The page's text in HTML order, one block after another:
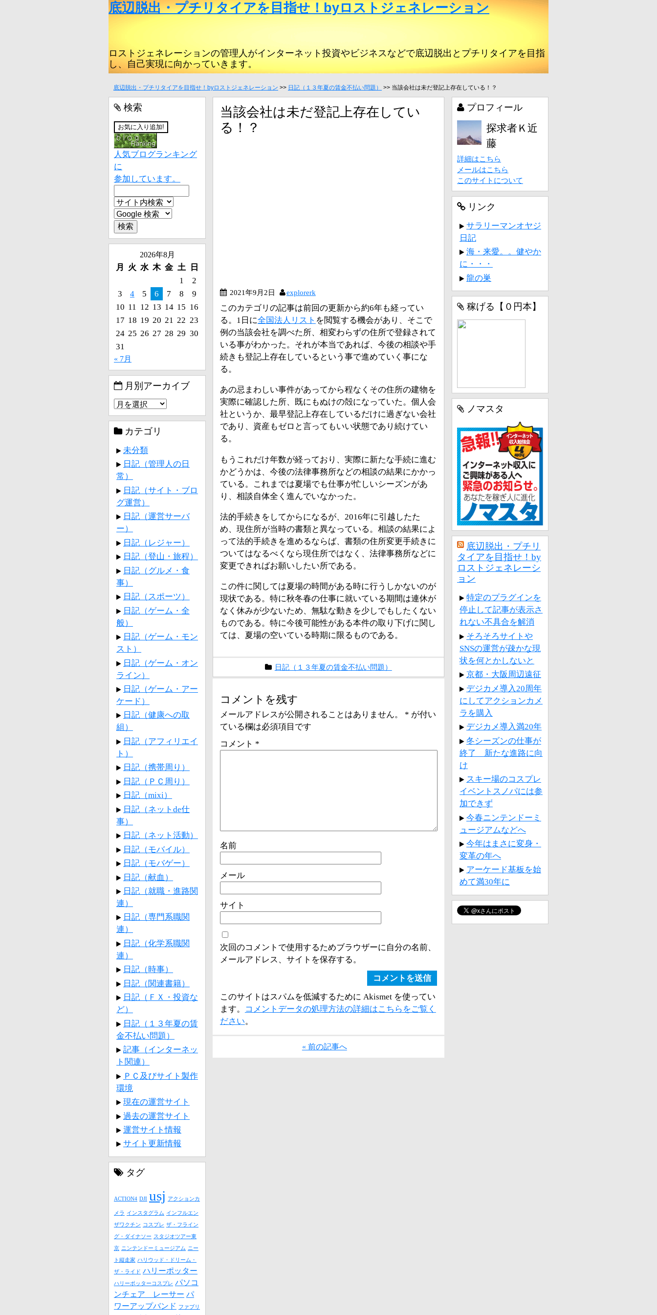
底辺脱出・プチリタイアを目指せ！byロストジェネレーション
ロストジェネレーションの管理人がインターネット投資やビジネスなどで底辺脱出とプチリタイアを目指
し、自己実現に向かっていきます。
底辺脱出・プチリタイアを目指せ！byロストジェネレーション >> 日記（１３年夏の賃金不払い問題） >> 当該会社は未だ登記上存在している！？
当該会社は未だ登記上存在してい
る！？
2021年9月2日 explorerk
このカテゴリの記事は前回の更新から約6年も経ってい
る。1日に全国法人リスト を閲覧する機会があり、そこで
例の当該会社を調べた所、相変わらずの住所で登録されて
いる事がわかった。それが本当であれば、今後の相談や手
続きも登記上存在しているという事で進めていく事にな
る。
あの忌まわしい事件があってから程なくその住所の建物を
実際に確認した所、既にもぬけの殻になっていた。個人会
社というか、最早登記上存在しているだけに過ぎない会社
であり、資産もゼロと言ってもいい状態であり続けてい
る。
もうこれだけ年数が経っており、実際に新たな手続に進む
かどうかは、今後の法律事務所などの相談の結果にかかっ
ている。これまでは夏場でも仕事が忙しいシーズンがあ
り、相談自体全く進んでいなかった。
法的手続きをしてからになるが、2016年に引越したた
め、現住所が当時の書類と異なっている。相談の結果によ
って法的手続きを進めるならば、書類の住所変更手続きに
ついてはなるべくなら現住所ではなく、法律事務所などに
変更できればお願いしたい所である。
この件に関しては夏場の時間がある時に行うしかないのが
現状である。特に秋冬春の仕事に就いている期間は連休が
なく休みが少ないため、無駄な動きを少しでもしたくない
ものである。特に今後可能性がある本件の取り下げに関し
ては、夏場の空いている時期に限るものである。
日記（１３年夏の賃金不払い問題）
コメントを残す
メールアドレスが公開されることはありません。 * が付い
ている欄は必須項目です
コメント *
名前
メール
サイト
次回のコメントで使用するためブラウザーに自分の名前、
メールアドレス、サイトを保存する。
このサイトはスパムを低減するために Akismet を使ってい
ます。
コメントデータの処理方法の詳細はこちらをご覧く
ださい。
« 前の記事へ
検索
人気ブログランキング
に
参加しています。
2026年8月
月 火 水 木 金 土
日
1
2
3
4 5 6 7 8
9
10 11 12 13 14 15 16
17 18 19 20 21 22 23
24 25 26 27 28 29 30
31
« 7月
月別アーカイブ
カテゴリ
未分類
日記（管理人の日
常）
日記（サイト・ブロ
グ運営）
日記（運営サーバ
ー）
日記（レジャー）
日記（登山・旅程）
日記（グルメ・食
事）
日記（スポーツ）
日記（ゲーム・全
般）
日記（ゲーム・モン
スト）
日記（ゲーム・オン
ライン）
日記（ゲーム・アー
ケード）
日記（健康への取
組）
日記（アフィリエイ
ト）
日記（携帯周り）
日記（ＰＣ周り）
日記（mixi）
日記（ネットde仕
事）
日記（ネット活動）
日記（モバイル）
日記（モバゲー）
日記（献血）
日記（就職・進路関
連）
日記（専門系職関
連）
日記（化学系職関
連）
日記（時事）
日記（関連書籍）
日記（ＦＸ・投資な
ど）
日記（１３年夏の賃
金不払い問題）
記事（インターネッ
ト関連）
ＰＣ及びサイト製作
環境
現在の運営サイト
過去の運営サイト
運営サイト情報
サイト更新情報
タグ
ACTION4 DJI usj アクションカ
メラ インスタグラム インフルエン
ザワクチン コスプレ ザ・フライン
グ・ダイナソー スタジオツアー東
京 ニンテンドーミュージアム ニー
ト縦走家 ハリウッド・ドリーム・
ザ・ライド ハリーポッター
ハリーポッターコスプレ パソコ
ンチェア レーサー パ
ワーアップバンド
ファブリ
プロフィール
探求者Ｋ近
藤
詳細はこちら
メールはこちら
このサイトについて
リンク
サラリーマンオヤジ
日記
海・来愛。。健やか
に・・・
龍の巣
稼げる【０円本】
ノマスタ
底辺脱出・プチリ
タイアを目指せ！by
ロストジェネレーシ
ョン
特定のプラグインを
停止して記事が表示さ
れない不具合を解消
そろそろサイトや
SNSの運営が疎かな現
状を何とかしないと
京都・大阪周辺遠征
デジカメ導入20周年
にしてアクションカメ
ラを購入
デジカメ導入満20年
冬シーズンの仕事が
終了 新たな進路に向
け
スキー場のコスプレ
イベントスノパには参
加できず
今春ニンテンドーミ
ュージアムなどへ
今年はまさに変身・
変革の年へ
アーケード基板を始
めて満30年に